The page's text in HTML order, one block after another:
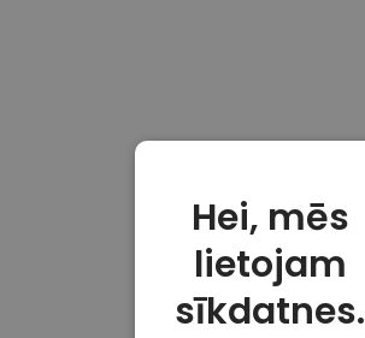
Hei, mēs
lietojam
sīkdatnes.